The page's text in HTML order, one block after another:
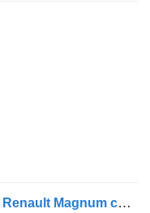
337GB527M tapa de válvula para Renault Magnum camión